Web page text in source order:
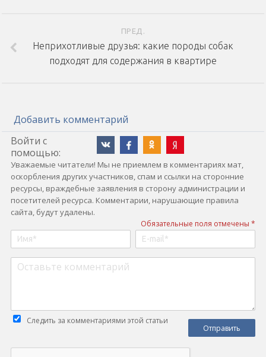
ПРЕД.
Неприхотливые друзья: какие породы собак
подходят для содержания в квартире
Добавить комментарий
Войти с
помощью:
Уважаемые читатели! Мы не приемлем в комментариях мат,
оскорбления других участников, спам и ссылки на сторонние
ресурсы, враждебные заявления в сторону администрации и
посетителей ресурса. Комментарии, нарушающие правила
сайта, будут удалены.
Обязательные поля отмечены *
Следить за комментариями этой статьи